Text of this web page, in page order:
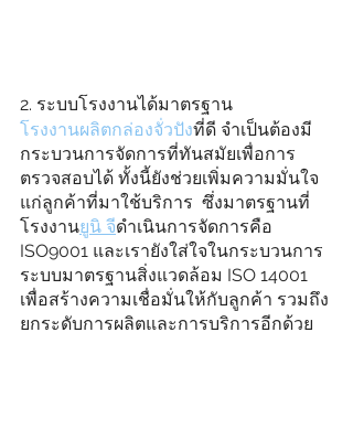
2. ระบบโรงงานได้มาตรฐาน
โรงงานผลิตกล่องจั่วปังที่ดี จำเป็นต้องมี
กระบวนการจัดการที่ทันสมัยเพื่อการ
ตรวจสอบได้ ทั้งนี้ยังช่วยเพิ่มความมั่นใจ
แก่ลูกค้าที่มาใช้บริการ  ซึ่งมาตรฐานที่
โรงงานยูนิ จีดำเนินการจัดการคือ
ISO9001 และเรายังใส่ใจในกระบวนการ
ระบบมาตรฐานสิ่งแวดล้อม ISO 14001
เพื่อสร้างความเชื่อมั่นให้กับลูกค้า รวมถึง
ยกระดับการผลิตและการบริการอีกด้วย